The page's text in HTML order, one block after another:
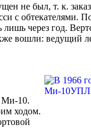
не был, т. к.
с обтекателями.
лишь через год.
вошли: ведущий
Ми-10.
ходом.